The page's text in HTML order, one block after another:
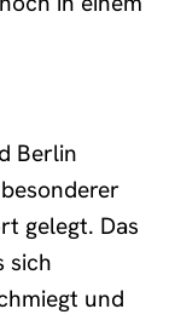
Berlin
gelegt. Das
sich
und